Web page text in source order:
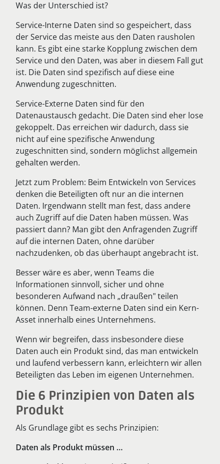
Was der Unterschied ist?
Service-Interne Daten sind so gespeichert, dass
der Service das meiste aus den Daten rausholen
kann. Es gibt eine starke Kopplung zwischen dem
Service und den Daten, was aber in diesem Fall gut
ist. Die Daten sind spezifisch auf diese eine
Anwendung zugeschnitten.
Service-Externe Daten sind für den
Datenaustausch gedacht. Die Daten sind eher lose
gekoppelt. Das erreichen wir dadurch, dass sie
nicht auf eine spezifische Anwendung
zugeschnitten sind, sondern möglichst allgemein
gehalten werden.
Jetzt zum Problem: Beim Entwickeln von Services
denken die Beteiligten oft nur an die internen
Daten. Irgendwann stellt man fest, dass andere
auch Zugriff auf die Daten haben müssen. Was
passiert dann? Man gibt den Anfragenden Zugriff
auf die internen Daten, ohne darüber
nachzudenken, ob das überhaupt angebracht ist.
Besser wäre es aber, wenn Teams die
Informationen sinnvoll, sicher und ohne
besonderen Aufwand nach „draußen" teilen
können. Denn Team-externe Daten sind ein Kern-
Asset innerhalb eines Unternehmens.
Wenn wir begreifen, dass insbesondere diese
Daten auch ein Produkt sind, das man entwickeln
und laufend verbessern kann, erleichtern wir allen
Beteiligten das Leben im eigenen Unternehmen.
Die 6 Prinzipien von Daten als
Produkt
Als Grundlage gibt es sechs Prinzipien:
Daten als Produkt müssen …